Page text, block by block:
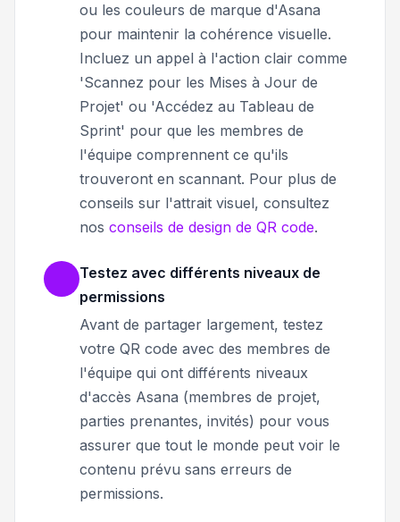
ou les couleurs de marque d'Asana
pour maintenir la cohérence visuelle.
Incluez un appel à l'action clair comme
'Scannez pour les Mises à Jour de
Projet' ou 'Accédez au Tableau de
Sprint' pour que les membres de
l'équipe comprennent ce qu'ils
trouveront en scannant. Pour plus de
conseils sur l'attrait visuel, consultez
nos conseils de design de QR code.
Testez avec différents niveaux de
permissions
Avant de partager largement, testez
votre QR code avec des membres de
l'équipe qui ont différents niveaux
d'accès Asana (membres de projet,
parties prenantes, invités) pour vous
assurer que tout le monde peut voir le
contenu prévu sans erreurs de
permissions.